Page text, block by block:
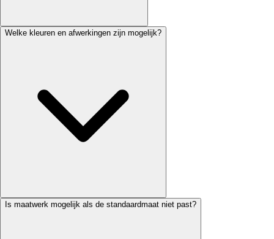
Welke kleuren en afwerkingen zijn mogelijk?
Is maatwerk mogelijk als de standaardmaat niet past?